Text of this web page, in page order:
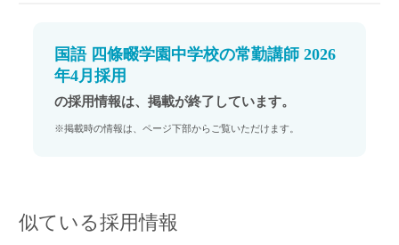
国語 四條畷学園中学校の常勤講師 2026
年4月採用
の採用情報は、掲載が終了しています。
※掲載時の情報は、ページ下部からご覧いただけます。
似ている採用情報